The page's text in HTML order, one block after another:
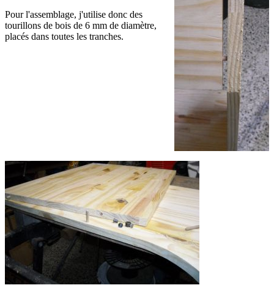
Pour l'assemblage, j'utilise donc des
tourillons de bois de 6 mm de diamètre,
placés dans toutes les tranches.